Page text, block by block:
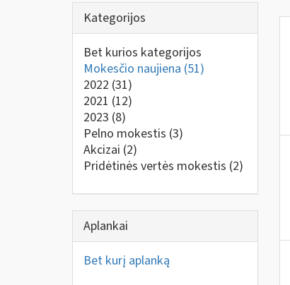
Kategorijos
Bet kurios kategorijos
Mokesčio naujiena (51)
2022 (31)
2021 (12)
2023 (8)
Pelno mokestis (3)
Akcizai (2)
Pridėtinės vertės mokestis (2)
Aplankai
Bet kurį aplanką